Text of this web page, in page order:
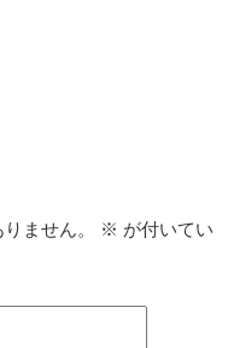
ません。 ※ が付いてい